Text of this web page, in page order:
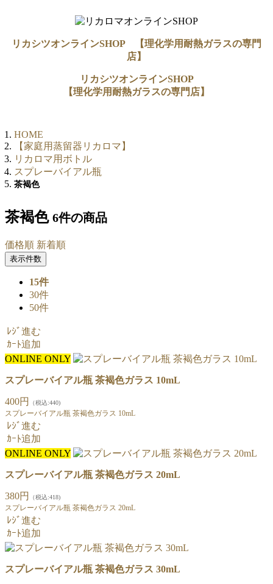
リカシツオンラインSHOP 【理化学用耐熱ガラスの専門
店】
リカシツオンラインSHOP
【理化学用耐熱ガラスの専門店】
HOME
【家庭用蒸留器リカロマ】
リカロマ用ボトル
スプレーバイアル瓶
茶褐色
茶褐色 6件の商品
価格順 新着順
表示件数
15件
30件
50件
ﾚｼﾞ進む
ｶｰﾄ追加
ONLINE ONLY
スプレーバイアル瓶 茶褐色ガラス 10mL
400円 （税込:440)
スプレーバイアル瓶 茶褐色ガラス 10mL
ﾚｼﾞ進む
ｶｰﾄ追加
ONLINE ONLY
スプレーバイアル瓶 茶褐色ガラス 20mL
380円 （税込:418)
スプレーバイアル瓶 茶褐色ガラス 20mL
ﾚｼﾞ進む
ｶｰﾄ追加
スプレーバイアル瓶 茶褐色ガラス 30mL